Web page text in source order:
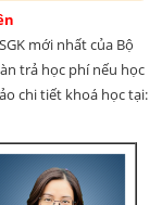
mới nhất của Bộ
trả học phí nếu học
chi tiết khoá học tại: